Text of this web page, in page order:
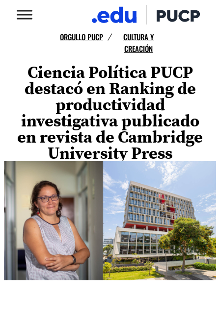
ORGULLO PUCP /
CULTURA Y
CREACIÓN
Ciencia Política PUCP
destacó en Ranking de
productividad
investigativa publicado
en revista de Cambridge
University Press